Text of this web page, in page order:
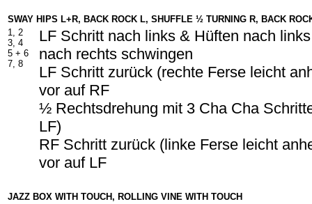
SWAY HIPS L+R, BACK ROCK L, SHUFFLE ½ TURNING R, BACK
1, 2
3, 4
5 + 6
7, 8
LF Schritt nach links & Hüften nach
nach rechts schwingen
LF Schritt zurück (rechte Ferse leicht
vor auf RF
½ Rechtsdrehung mit 3 Cha Cha
LF)
RF Schritt zurück (linke Ferse leicht
vor auf LF
JAZZ BOX WITH TOUCH, ROLLING VINE WITH TOUCH